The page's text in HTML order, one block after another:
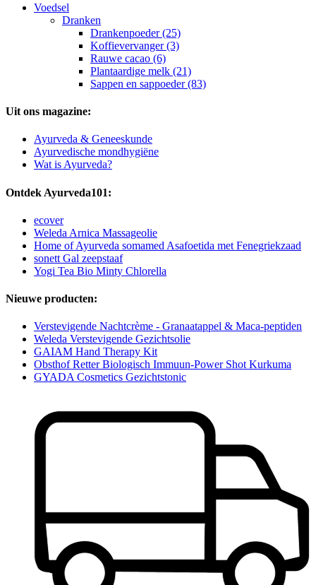
Voedsel
Dranken
Drankenpoeder (25)
Koffievervanger (3)
Rauwe cacao (6)
Plantaardige melk (21)
Sappen en sappoeder (83)
Uit ons magazine:
Ayurveda & Geneeskunde
Ayurvedische mondhygiëne
Wat is Ayurveda?
Ontdek Ayurveda101:
ecover
Weleda Arnica Massageolie
Home of Ayurveda somamed Asafoetida met Fenegriekzaad
sonett Gal zeepstaaf
Yogi Tea Bio Minty Chlorella
Nieuwe producten:
Verstevigende Nachtcrème - Granaatappel & Maca-peptiden
Weleda Verstevigende Gezichtsolie
GAIAM Hand Therapy Kit
Obsthof Retter Biologisch Immuun-Power Shot Kurkuma
GYADA Cosmetics Gezichtstonic